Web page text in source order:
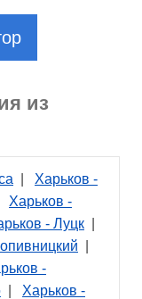
из
Харьков -
Харьков -
- Луцк
-
Харьков -